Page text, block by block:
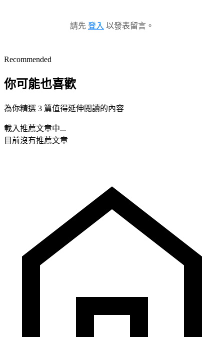
請先 登入 以發表留言。
Recommended
你可能也喜歡
為你精選 3 篇值得延伸閱讀的內容
載入推薦文章中...
目前沒有推薦文章